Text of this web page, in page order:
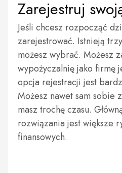
Zarejestruj
Jeśli chcesz rozpocząć
zarejestrować. Istnieją
możesz wybrać. Możesz
wypożyczalnię jako firmę
opcja rejestracji jest
Możesz nawet sam sobie
masz trochę czasu.
rozwiązania jest większe
finansowych.